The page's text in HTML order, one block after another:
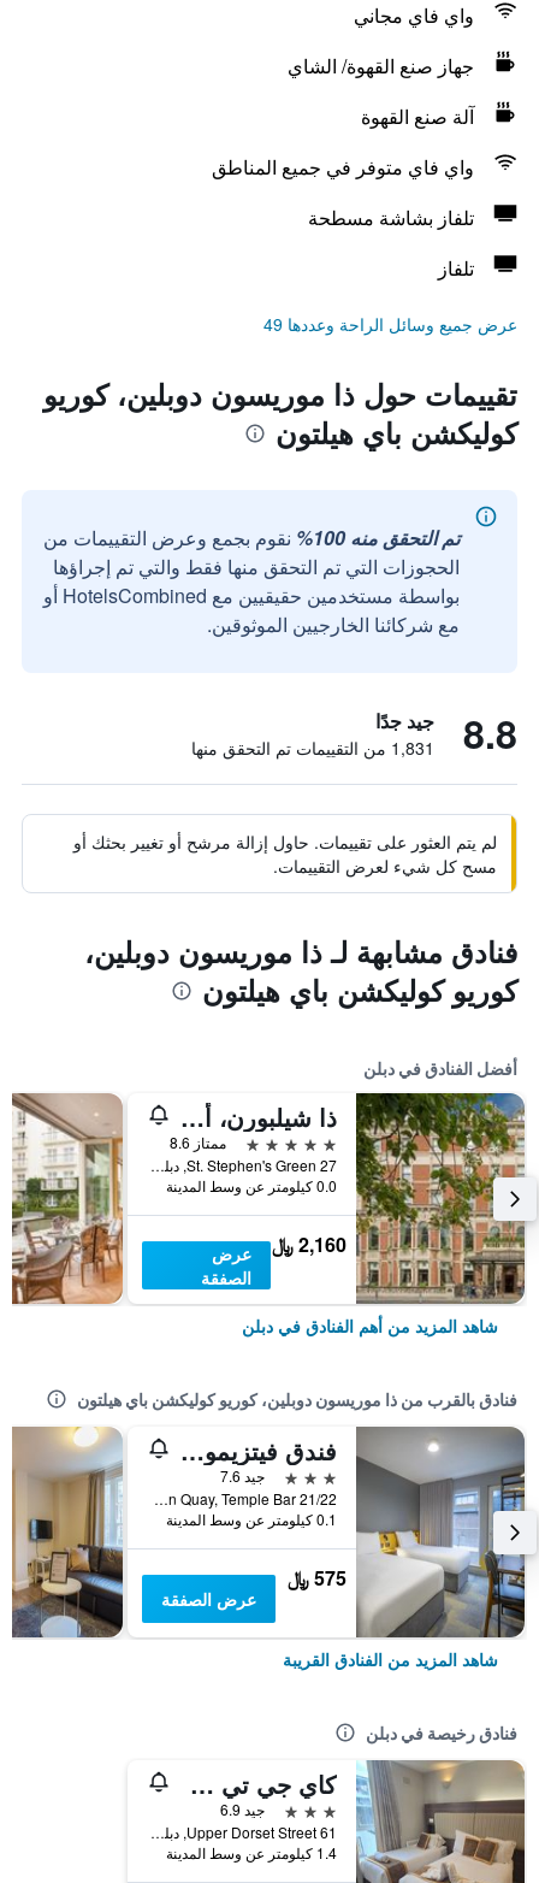
واي فاي مجاني
جهاز صنع القهوة/ الشاي
آلة صنع القهوة
واي فاي متوفر في جميع المناطق
تلفاز بشاشة مسطحة
تلفاز
عرض جميع وسائل الراحة وعددها 49
تقييمات حول ذا موريسون دوبلين، كوريو
كوليكشن باي هيلتون
تم التحقق منه 100%
نقوم بجمع وعرض التقييمات من
الحجوزات التي تم التحقق منها فقط والتي تم إجراؤها
بواسطة مستخدمين حقيقيين مع HotelsCombined أو
مع شركائنا الخارجيين الموثوقين.
8.8 جيد جدًا
1,831 من التقييمات تم التحقق منها
لم يتم العثور على تقييمات. حاول إزالة مرشح أو تغيير بحثك أو
مسح كل شيء لعرض التقييمات.
فنادق مشابهة لـ ذا موريسون دوبلين،
كوريو كوليكشن باي هيلتون
أفضل الفنادق في دبلن
ذا شيلبورن، أوتوجراف كوليكشن
5 نجوم
ممتاز 8.6
27 St. Stephen's Green, دبلن, أيرلندا
0.0 كيلومتر عن وسط المدينة
2,160 ﷼
عرض
الصفقة
شاهد المزيد من أهم الفنادق في دبلن
فنادق بالقرب من ذا موريسون دوبلين، كوريو كوليكشن باي هيلتون
فندق فيتزيمونس تيمبل بار
3 نجوم
جيد 7.6
21/22 Wellington Quay, Temple Bar, دبلن, أيرلندا
0.1 كيلومتر عن وسط المدينة
575 ﷼
عرض الصفقة
شاهد المزيد من الفنادق القريبة
فنادق رخيصة في دبلن
كاي جي تي هاوس
3 نجوم
جيد 6.9
61 Upper Dorset Street, دبلن, أيرلندا
1.4 كيلومتر عن وسط المدينة